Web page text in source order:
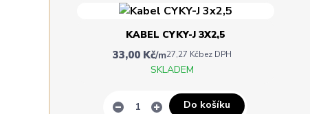
KABEL CYKY-J 3X2,5
33,00 Kč/m27,27 Kčbez DPH
SKLADEM
Do košíku